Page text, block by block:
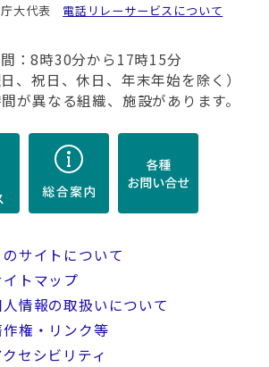
大代表 電話リレーサービスについて
：8時30分から17時15分
、祝日、休日、年末年始を除く）
が異なる組織、施設があります。
のサイトについて
トマップ
情報の取扱いについて
作権・リンク等
クセシビリティ